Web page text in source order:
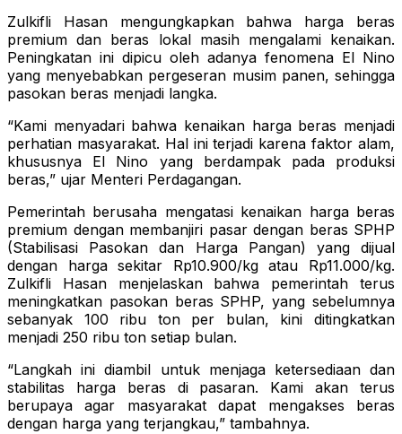
Zulkifli Hasan mengungkapkan bahwa harga beras
premium dan beras lokal masih mengalami kenaikan.
Peningkatan ini dipicu oleh adanya fenomena El Nino
yang menyebabkan pergeseran musim panen, sehingga
pasokan beras menjadi langka.
“Kami menyadari bahwa kenaikan harga beras menjadi
perhatian masyarakat. Hal ini terjadi karena faktor alam,
khususnya El Nino yang berdampak pada produksi
beras,” ujar Menteri Perdagangan.
Pemerintah berusaha mengatasi kenaikan harga beras
premium dengan membanjiri pasar dengan beras SPHP
(Stabilisasi Pasokan dan Harga Pangan) yang dijual
dengan harga sekitar Rp10.900/kg atau Rp11.000/kg.
Zulkifli Hasan menjelaskan bahwa pemerintah terus
meningkatkan pasokan beras SPHP, yang sebelumnya
sebanyak 100 ribu ton per bulan, kini ditingkatkan
menjadi 250 ribu ton setiap bulan.
“Langkah ini diambil untuk menjaga ketersediaan dan
stabilitas harga beras di pasaran. Kami akan terus
berupaya agar masyarakat dapat mengakses beras
dengan harga yang terjangkau,” tambahnya.